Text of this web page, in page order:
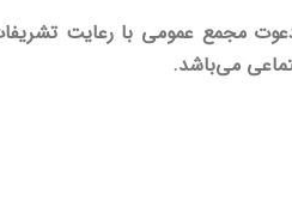
مجمع عمومی با رعایت
می‌باشد.